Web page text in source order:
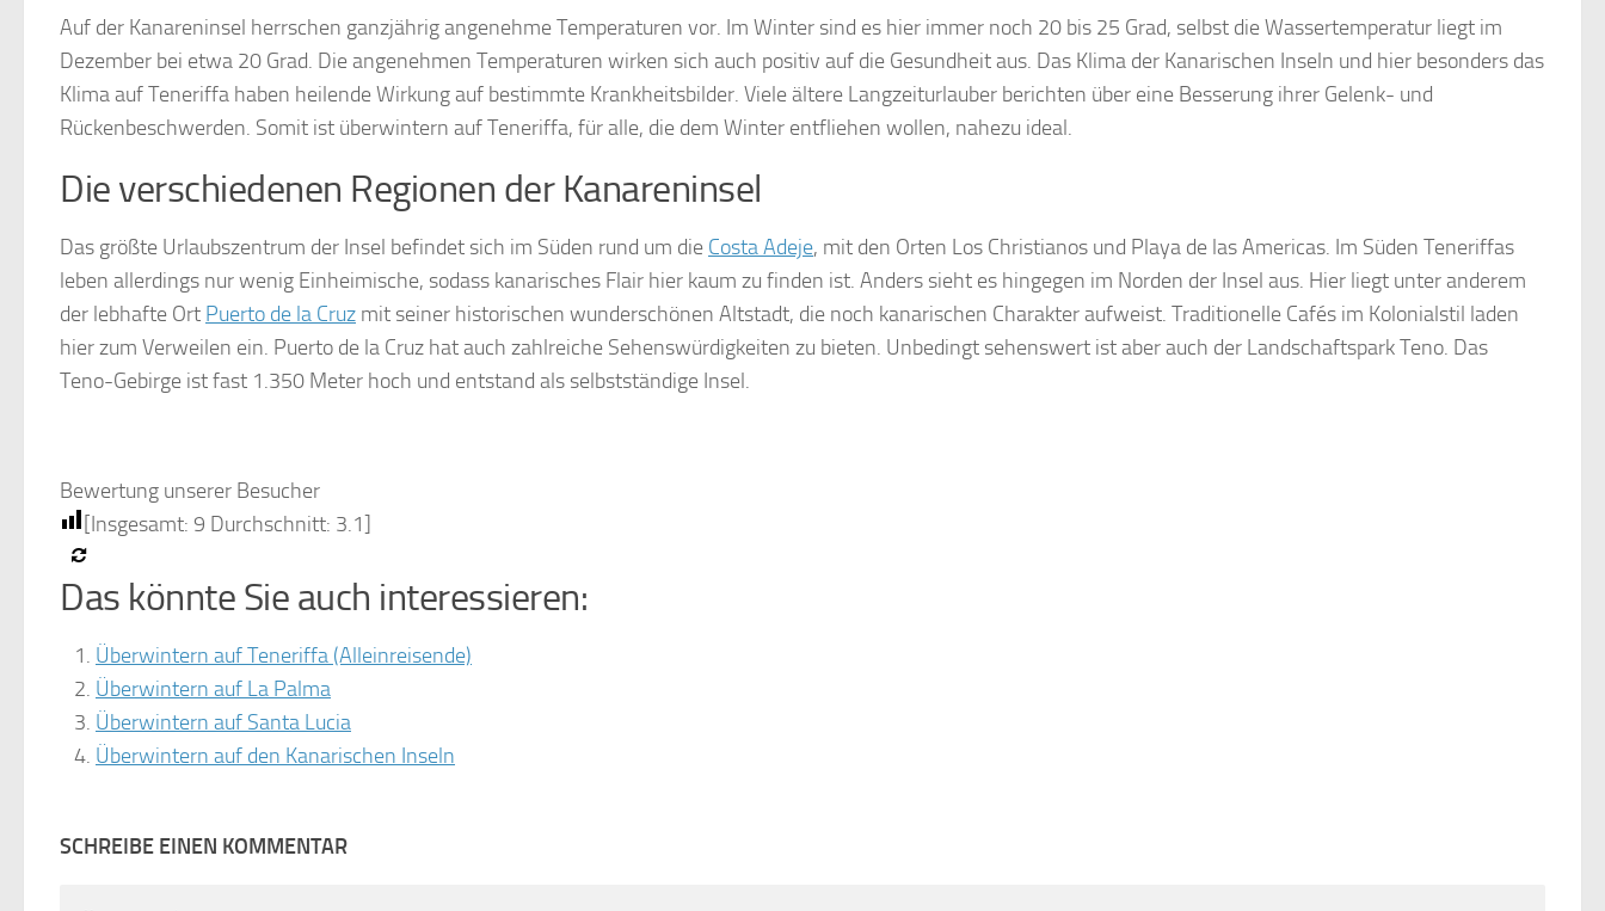
Auf der Kanareninsel herrschen ganzjährig angenehme Temperaturen vor. Im Winter sind es hier immer noch 20 bis 25 Grad, selbst die Wassertemperatur liegt im
Dezember bei etwa 20 Grad. Die angenehmen Temperaturen wirken sich auch positiv auf die Gesundheit aus. Das Klima der Kanarischen Inseln und hier besonders das
Klima auf Teneriffa haben heilende Wirkung auf bestimmte Krankheitsbilder. Viele ältere Langzeiturlauber berichten über eine Besserung ihrer Gelenk- und
Rückenbeschwerden. Somit ist überwintern auf Teneriffa, für alle, die dem Winter entfliehen wollen, nahezu ideal.
Die verschiedenen Regionen der Kanareninsel
Das größte Urlaubszentrum der Insel befindet sich im Süden rund um die Costa Adeje, mit den Orten Los Christianos und Playa de las Americas. Im Süden Teneriffas
leben allerdings nur wenig Einheimische, sodass kanarisches Flair hier kaum zu finden ist. Anders sieht es hingegen im Norden der Insel aus. Hier liegt unter anderem
der lebhafte Ort Puerto de la Cruz mit seiner historischen wunderschönen Altstadt, die noch kanarischen Charakter aufweist. Traditionelle Cafés im Kolonialstil laden
hier zum Verweilen ein. Puerto de la Cruz hat auch zahlreiche Sehenswürdigkeiten zu bieten. Unbedingt sehenswert ist aber auch der Landschaftspark Teno. Das
Teno-Gebirge ist fast 1.350 Meter hoch und entstand als selbstständige Insel.
Bewertung unserer Besucher
[Insgesamt: 9 Durchschnitt: 3.1]
Das könnte Sie auch interessieren:
Überwintern auf Teneriffa (Alleinreisende)
Überwintern auf La Palma
Überwintern auf Santa Lucia
Überwintern auf den Kanarischen Inseln
SCHREIBE EINEN KOMMENTAR